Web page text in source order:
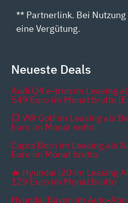
** Partnerlink. Bei
eine Vergütung.
Neueste Deals
Audi Q4 e-tron im Leasing
549 Euro im Monat brutto
💥 VW Golf im Leasing als
Euro im Monat netto
Cupra Born im Leasing als
Euro im Monat brutto
🔥 Hyundai i20 im Leasing
129 Euro im Monat brutto
Hyundai Bayon im Auto-